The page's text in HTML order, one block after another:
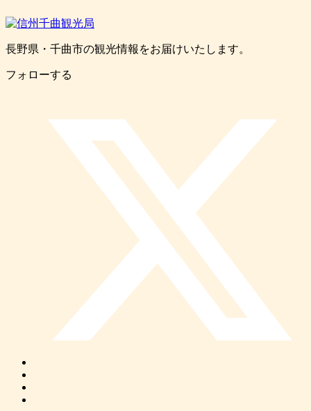
長野県・千曲市の観光情報をお届けいたします。
フォローする